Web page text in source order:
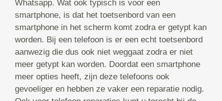
Whatsapp. Wat ook typisch is voor een
smartphone, is dat het toetsenbord van een
smartphone in het scherm komt zodra er getypt kan
worden. Bij een telefoon is er een echt toetsenbord
aanwezig die dus ook niet weggaat zodra er niet
meer getypt kan worden. Doordat een smartphone
meer opties heeft, zijn deze telefoons ook
gevoeliger en hebben ze vaker een reparatie nodig.